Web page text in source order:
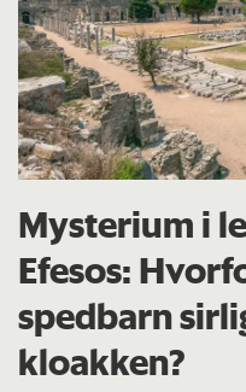
Mysterium i
Efesos:
spedbarn
kloakken?